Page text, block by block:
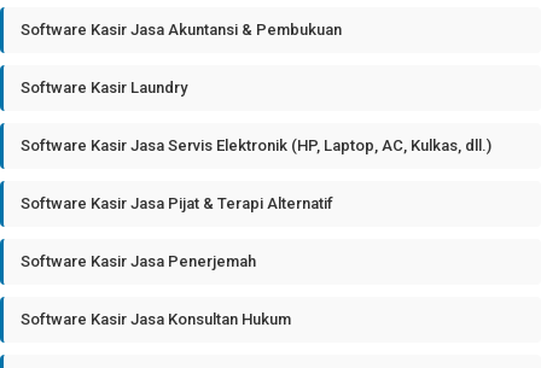
Software Kasir Jasa Akuntansi & Pembukuan
Software Kasir Laundry
Software Kasir Jasa Servis Elektronik (HP, Laptop, AC, Kulkas, dll.)
Software Kasir Jasa Pijat & Terapi Alternatif
Software Kasir Jasa Penerjemah
Software Kasir Jasa Konsultan Hukum